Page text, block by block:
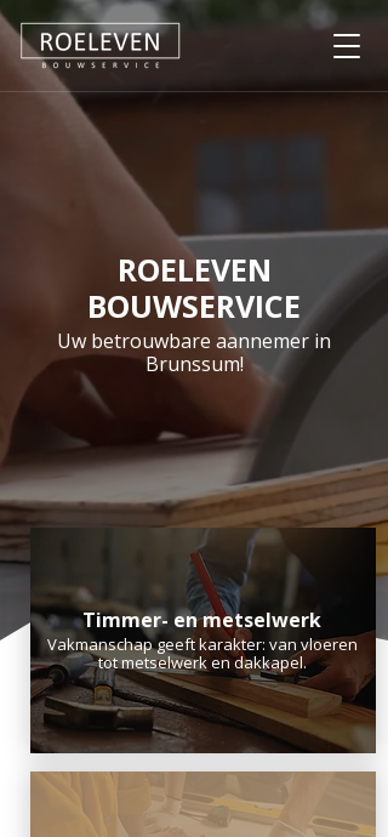
ROELEVEN
BOUWSERVICE
Uw betrouwbare aannemer in
Brunssum!
Timmer- en metselwerk
Vakmanschap geeft karakter: van vloeren
tot metselwerk en dakkapel.